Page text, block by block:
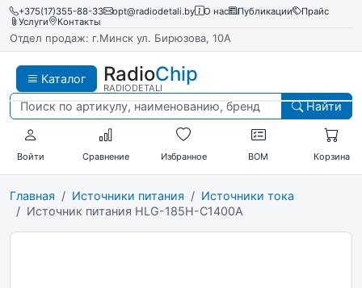
+375(17)355-88-33 opt@radiodetali.by О нас Публикации
Прайс
Услуги
Контакты
Отдел продаж: г.Минск ул. Бирюзова, 10А
Каталог RadioChip
RADIODETALI
Найти
Войти Сравнение Избранное BOM Корзина
Главная Источники питания
Источники тока
Источник питания HLG-185H-C1400A